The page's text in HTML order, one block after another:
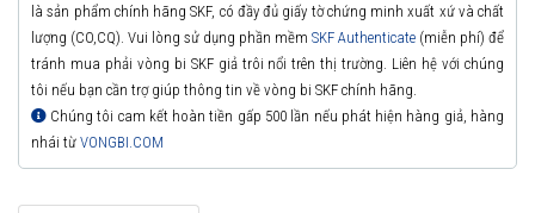
là sản phẩm chính hãng SKF, có đầy đủ giấy tờ chứng minh xuất xứ và chất
lượng (CO,CQ). Vui lòng sử dụng phần mềm SKF Authenticate (miễn phí) để
tránh mua phải vòng bi SKF giả trôi nổi trên thị trường. Liên hệ với chúng
tôi nếu bạn cần trợ giúp thông tin về vòng bi SKF chính hãng.
Chúng tôi cam kết hoàn tiền gấp 500 lần nếu phát hiện hàng giả, hàng
nhái từ VONGBI.COM